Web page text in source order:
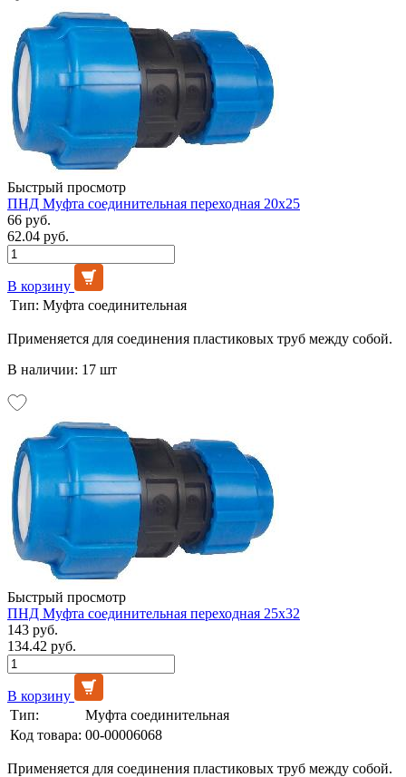
Быстрый просмотр
ПНД Муфта соединительная переходная 20х25
66 руб.
62.04 руб.
В корзину
Тип: Муфта соединительная
Применяется для соединения пластиковых труб между собой.
В наличии: 17 шт
Быстрый просмотр
ПНД Муфта соединительная переходная 25х32
143 руб.
134.42 руб.
В корзину
Тип:
Муфта соединительная
Код товара: 00-00006068
Применяется для соединения пластиковых труб между собой.